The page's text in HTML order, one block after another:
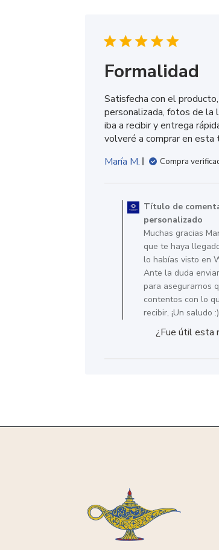
Formalidad
Satisfecha con el
personalizada, fotos de la
iba a recibir y entrega
volveré a comprar en esta
María M.
Compra
del
de
la
tienda
en
la
reseña
de
de
2022
Título de
personalizado
Muchas gracias
que te haya
lo habías visto en
Ante la duda
para asegurarnos
contentos con lo
recibir, ¡Un saludo
¿Fue útil esta